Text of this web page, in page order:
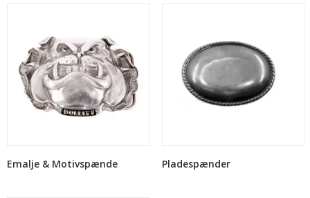
Emalje & Motivspænde Pladespænder